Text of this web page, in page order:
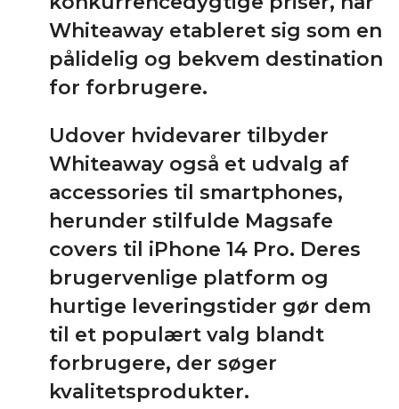
Whiteaway etableret sig som en
pålidelig og bekvem destination
for forbrugere.
Udover hvidevarer tilbyder
Whiteaway også et udvalg af
accessories til smartphones,
herunder stilfulde Magsafe
covers til iPhone 14 Pro. Deres
brugervenlige platform og
hurtige leveringstider gør dem
til et populært valg blandt
forbrugere, der søger
kvalitetsprodukter.